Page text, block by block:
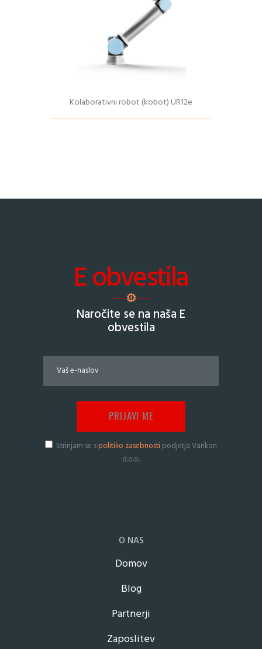
Podrobnosti
Kolaborativni robot (kobot) UR12e
E obvestila
Naročite se na naša E
obvestila
Strinjam se spolitiko zasebnosti podjetja Varikon
d.o.o.
O NAS
Domov
Blog
Partnerji
Zaposlitev